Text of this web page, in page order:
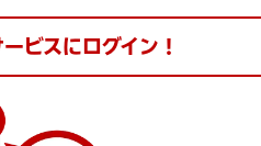
ビスにログイン！